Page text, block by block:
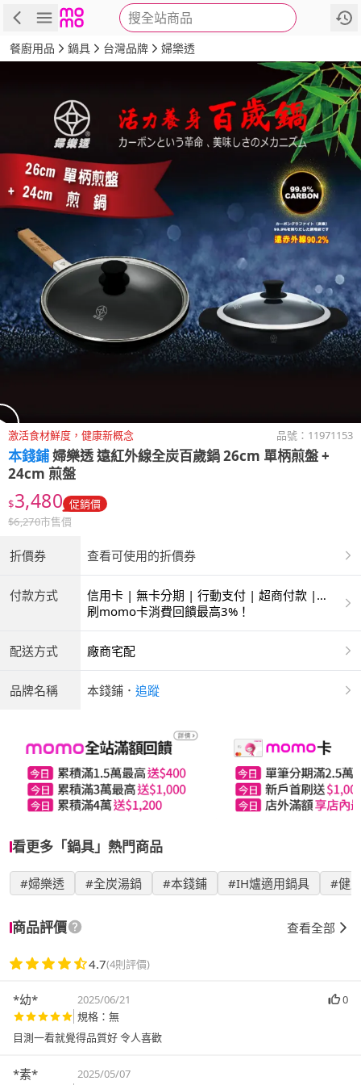
搜全站商品
商品 評價 詳情
餐廚用品 鍋具 台灣品牌 婦樂透
激活食材鮮度，健康新概念 品號： 11971153
本錢鋪婦樂透 遠紅外線全炭百歲鍋 26cm 單柄煎盤 +
24cm 煎盤
$3,480 促銷價
$6,270市售價
折價券 查看可使用的折價券
付款方式
信用卡 | 無卡分期 | 行動支付 | 超商付款 |
ATM | 銀聯卡
刷momo卡消費回饋最高3%！
配送方式 廠商宅配
品牌名稱 本錢鋪 ． 追蹤
看更多「鍋具」熱門商品
#婦樂透 #全炭湯鍋 #本錢鋪 #IH爐適用鍋具 #健
商品評價 查看全部
4.7(4則評價)
*幼* 2025/06/21
0
規格：無
目測一看就覺得品質好 令人喜歡
*素*
2025/05/07